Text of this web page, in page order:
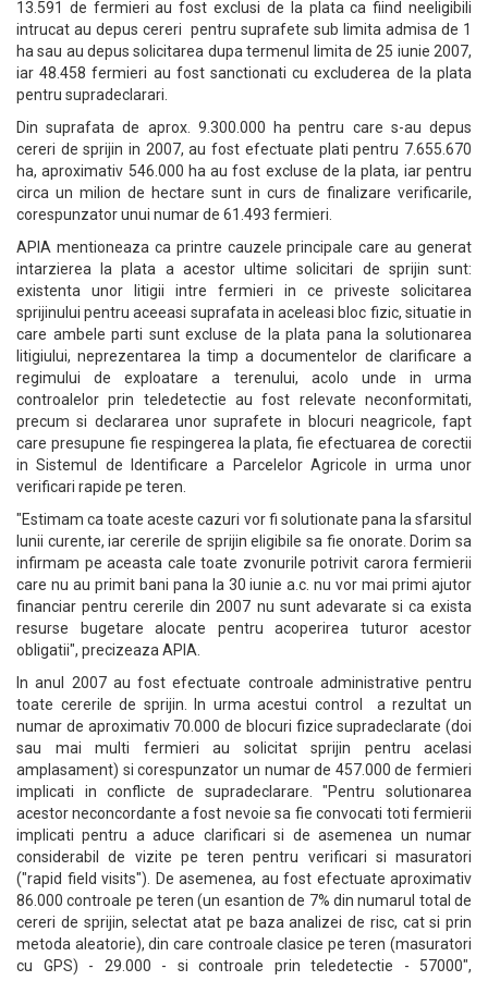
13.591 de fermieri au fost exclusi de la plata ca fiind neeligibili
intrucat au depus cereri pentru suprafete sub limita admisa de 1
ha sau au depus solicitarea dupa termenul limita de 25 iunie 2007,
iar 48.458 fermieri au fost sanctionati cu excluderea de la plata
pentru supradeclarari.
Din suprafata de aprox. 9.300.000 ha pentru care s-au depus
cereri de sprijin in 2007, au fost efectuate plati pentru 7.655.670
ha, aproximativ 546.000 ha au fost excluse de la plata, iar pentru
circa un milion de hectare sunt in curs de finalizare verificarile,
corespunzator unui numar de 61.493 fermieri.
APIA mentioneaza ca printre cauzele principale care au generat
intarzierea la plata a acestor ultime solicitari de sprijin sunt:
existenta unor litigii intre fermieri in ce priveste solicitarea
sprijinului pentru aceeasi suprafata in aceleasi bloc fizic, situatie in
care ambele parti sunt excluse de la plata pana la solutionarea
litigiului, neprezentarea la timp a documentelor de clarificare a
regimului de exploatare a terenului, acolo unde in urma
controalelor prin teledetectie au fost relevate neconformitati,
precum si declararea unor suprafete in blocuri neagricole, fapt
care presupune fie respingerea la plata, fie efectuarea de corectii
in Sistemul de Identificare a Parcelelor Agricole in urma unor
verificari rapide pe teren.
"Estimam ca toate aceste cazuri vor fi solutionate pana la sfarsitul
lunii curente, iar cererile de sprijin eligibile sa fie onorate. Dorim sa
infirmam pe aceasta cale toate zvonurile potrivit carora fermierii
care nu au primit bani pana la 30 iunie a.c. nu vor mai primi ajutor
financiar pentru cererile din 2007 nu sunt adevarate si ca exista
resurse bugetare alocate pentru acoperirea tuturor acestor
obligatii", precizeaza APIA.
In anul 2007 au fost efectuate controale administrative pentru
toate cererile de sprijin. In urma acestui control a rezultat un
numar de aproximativ 70.000 de blocuri fizice supradeclarate (doi
sau mai multi fermieri au solicitat sprijin pentru acelasi
amplasament) si corespunzator un numar de 457.000 de fermieri
implicati in conflicte de supradeclarare. "Pentru solutionarea
acestor neconcordante a fost nevoie sa fie convocati toti fermierii
implicati pentru a aduce clarificari si de asemenea un numar
considerabil de vizite pe teren pentru verificari si masuratori
("rapid field visits"). De asemenea, au fost efectuate aproximativ
86.000 controale pe teren (un esantion de 7% din numarul total de
cereri de sprijin, selectat atat pe baza analizei de risc, cat si prin
metoda aleatorie), din care controale clasice pe teren (masuratori
cu GPS) - 29.000 - si controale prin teledetectie - 57000",